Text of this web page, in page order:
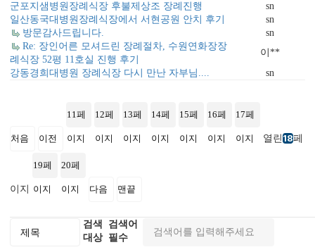
군포지샘병원장례식장 후불제상조 장례진행
sn
일산동국대병원장례식장에서 서현공원 안치 후기
sn
방문감사드립니다.
sn
Re: 장인어른 모셔드린 장례절차, 수원연화장장
례식장 52평 11호실 진행 후기
이**
강동경희대병원 장례식장 다시 만난 자부님....
sn
처음 이전
11페
이지
12페
이지
13페
이지
14페
이지
15페
이지
16페
이지
17페
이지 열린18페
이지
19페
이지
20페
이지 다음 맨끝
검색
대상
검색어
필수